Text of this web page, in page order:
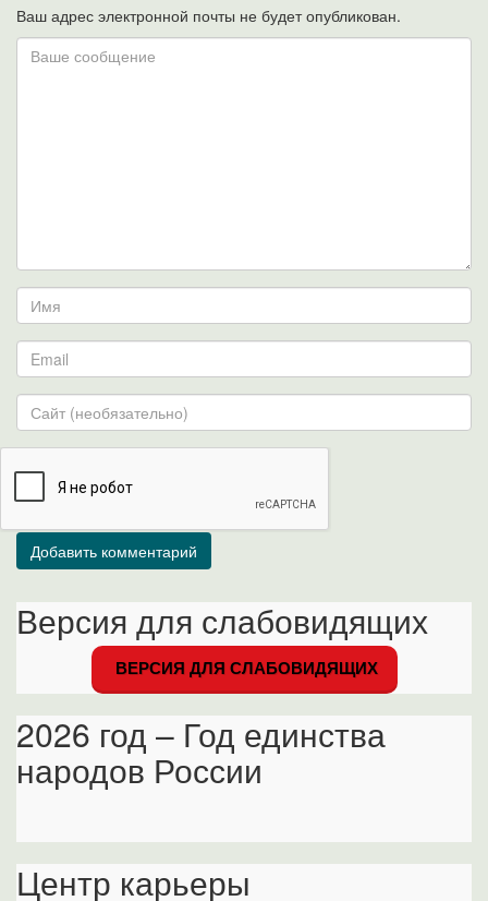
Ваш адрес электронной почты не будет опубликован.
Версия для слабовидящих
ВЕРСИЯ ДЛЯ СЛАБОВИДЯЩИХ
2026 год – Год единства
народов России
Центр карьеры